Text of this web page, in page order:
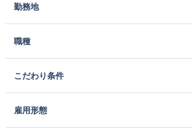
勤務地
職種
こだわり条件
雇用形態